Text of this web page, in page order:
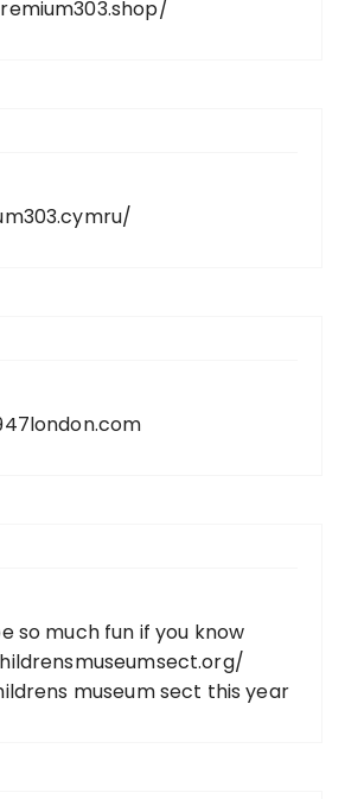
so much fun if you know
museum sect this year